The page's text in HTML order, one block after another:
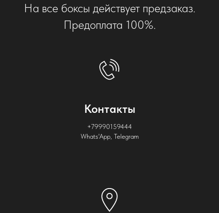
На все боксы действует предзаказ.
Предоплата 100%.
Контакты
+79990159444
Whats'App, Telegram